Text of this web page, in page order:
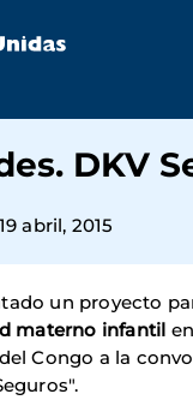
DKV
abril, 2015
un proyecto
materno infantil
Congo a la